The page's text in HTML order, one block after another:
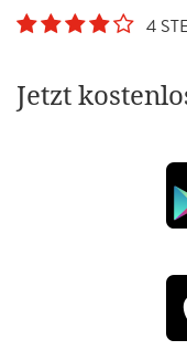
4
Jetzt